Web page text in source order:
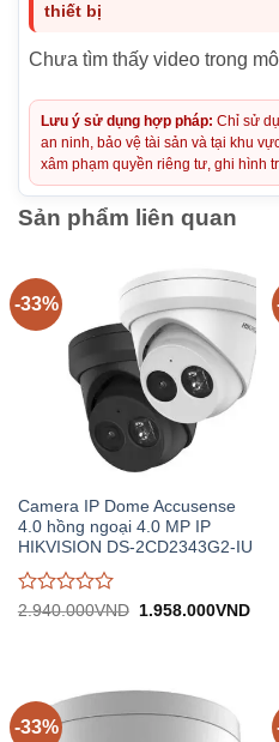
thiết bị
Chưa tìm thấy video trong
Lưu ý sử dụng hợp pháp: Chỉ sử
an ninh, bảo vệ tài sản và tại khu
xâm phạm quyền riêng tư, ghi hình
Sản phẩm liên quan
-33%
Camera IP Dome Accusense
4.0 hồng ngoại 4.0 MP IP
HIKVISION DS-2CD2343G2-IU
Được
5
2.940.000VND
Giá
1.958.000VNDGiá
-33%